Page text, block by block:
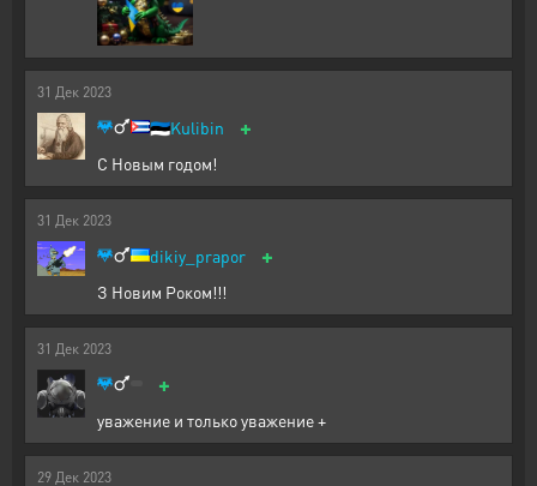
31 Дек 2023
🇪🇪Kulibin +
С Новым годом!
31 Дек 2023
dikiy_prapor +
З Новим Роком!!!
31 Дек 2023
+
уважение и только уважение +
29 Дек 2023